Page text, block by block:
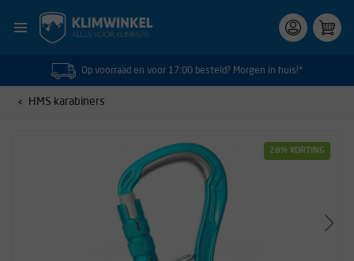
Op voorraad en voor 17:00 besteld? Morgen in huis!*
HMS karabiners
28% KORTING